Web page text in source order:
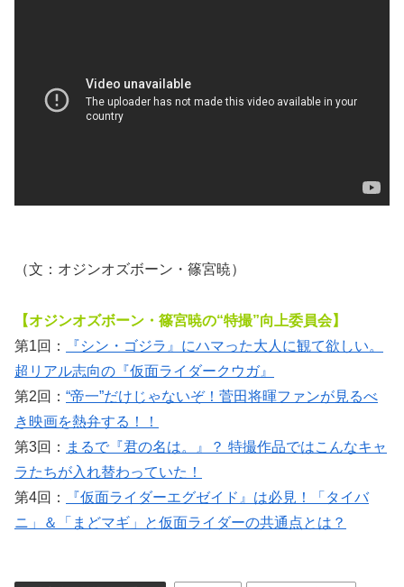
（文：オジンオズボーン・篠宮暁）
【オジンオズボーン・篠宮暁の“特撮”向上委員会】
第1回：
『シン・ゴジラ』にハマった大人に観て欲しい。
超リアル志向の『仮面ライダークウガ』
第2回： “帝一”だけじゃないぞ！菅田将暉ファンが見るべ
き映画を熱弁する！！
第3回： まるで『君の名は。』？ 特撮作品ではこんなキャ
ラたちが入れ替わっていた！
第4回：
『仮面ライダーエグゼイド』は必見！「タイバ
ニ」＆「まどマギ」と仮面ライダーの共通点とは？